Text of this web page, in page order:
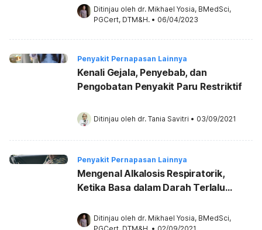
Ditinjau oleh dr. Mikhael Yosia, BMedSci,
PGCert, DTM&H. • 06/04/2023
Penyakit Pernapasan Lainnya
Kenali Gejala, Penyebab, dan
Pengobatan Penyakit Paru Restriktif
Ditinjau oleh dr. Tania Savitri • 03/09/2021
Penyakit Pernapasan Lainnya
Mengenal Alkalosis Respiratorik,
Ketika Basa dalam Darah Terlalu
Ditinjau oleh dr. Mikhael Yosia, BMedSci,
PGCert, DTM&H. • 02/09/2021